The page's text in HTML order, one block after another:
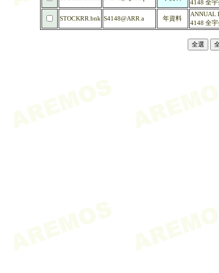
4148 全
STOCKRR.bnk S4148@ARR.a 年資料
ANNUAL
4148 全